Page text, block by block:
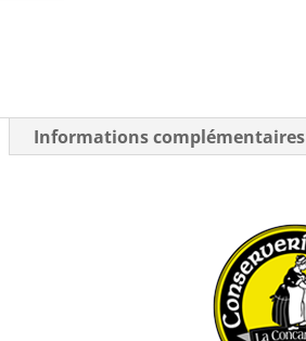
Informations complémentaires